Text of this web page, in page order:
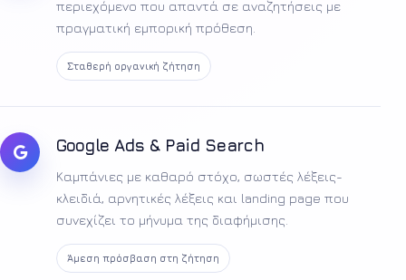
περιεχόμενο που απαντά σε αναζητήσεις με
πραγματική εμπορική πρόθεση.
Σταθερή οργανική ζήτηση
Google Ads & Paid Search
Καμπάνιες με καθαρό στόχο, σωστές λέξεις-
κλειδιά, αρνητικές λέξεις και landing page που
συνεχίζει το μήνυμα της διαφήμισης.
Άμεση πρόσβαση στη ζήτηση